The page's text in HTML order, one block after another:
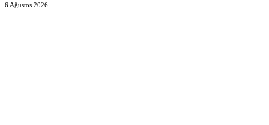
6 Ağustos 2026